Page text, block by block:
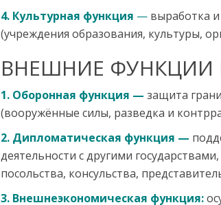
4. Культурная функция — выработка
(учреждения образования, культуры,
ВНЕШНИЕ ФУНКЦИИ
1. Оборонная функция — защита
(вооружённые силы, разведка и
2. Дипломатическая функция —
деятельности с другими
посольства, консульства,
3. Внешнеэкономическая функция: